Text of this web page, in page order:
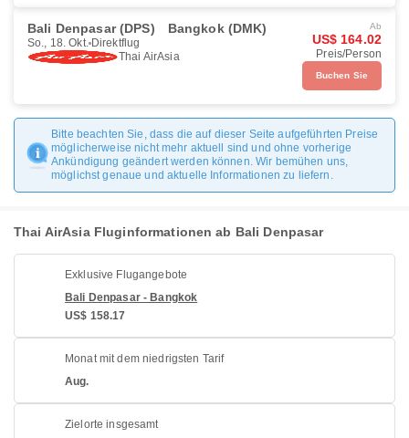
Bali Denpasar (DPS) Bangkok (DMK)
So., 18. Okt. Direktflug
Thai AirAsia
Ab
US$ 164.02
Preis/Person
Buchen Sie
Bitte beachten Sie, dass die auf dieser Seite aufgeführten Preise
möglicherweise nicht mehr aktuell sind und ohne vorherige
Ankündigung geändert werden können. Wir bemühen uns,
möglichst genaue und aktuelle Informationen zu liefern.
Thai AirAsia Fluginformationen ab Bali Denpasar
Exklusive Flugangebote
Bali Denpasar - Bangkok
US$ 158.17
Monat mit dem niedrigsten Tarif
Aug.
Zielorte insgesamt